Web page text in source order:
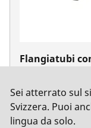
Flangiatubi
Sei atterrato sul
Svizzera. Puoi
lingua da solo.